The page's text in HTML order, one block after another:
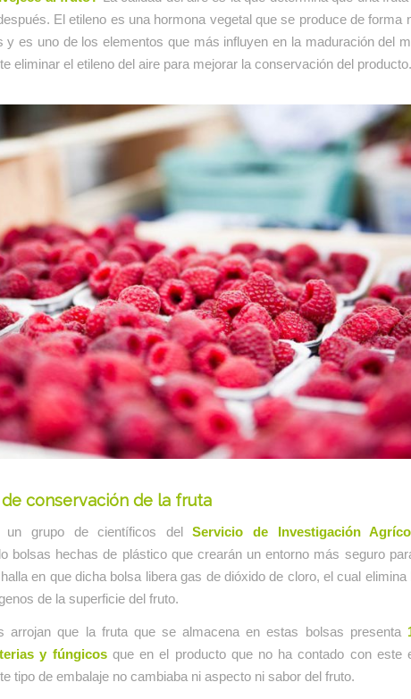
El etileno es una hormona vegetal que se produce de forma
y es uno de los elementos que más influyen en la maduración del
eliminar el etileno del aire para mejorar la conservación del producto.
conservación de la fruta
un grupo de científicos delServicio de Investigación
bolsas hechas de plástico que crearán un entorno más seguro
en que dicha bolsa libera gas de dióxido de cloro, el cual elimina
de la superficie del fruto.
arrojan que la fruta que se almacena en estas bolsas presenta
y fúngicosque en el producto que no ha contado con este
tipo de embalaje no cambiaba ni aspecto ni sabor del fruto.